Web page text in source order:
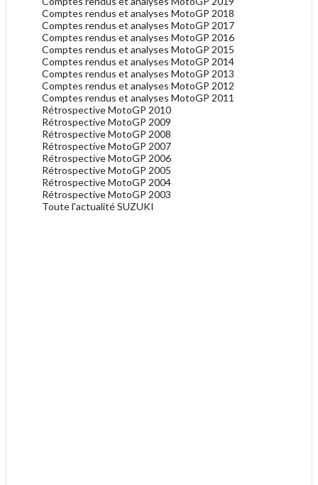
Comptes rendus et analyses MotoGP 2018
Comptes rendus et analyses MotoGP 2017
Comptes rendus et analyses MotoGP 2016
Comptes rendus et analyses MotoGP 2015
Comptes rendus et analyses MotoGP 2014
Comptes rendus et analyses MotoGP 2013
Comptes rendus et analyses MotoGP 2012
Comptes rendus et analyses MotoGP 2011
Rétrospective MotoGP 2010
Rétrospective MotoGP 2009
Rétrospective MotoGP 2008
Rétrospective MotoGP 2007
Rétrospective MotoGP 2006
Rétrospective MotoGP 2005
Rétrospective MotoGP 2004
Rétrospective MotoGP 2003
Toute l'actualité SUZUKI